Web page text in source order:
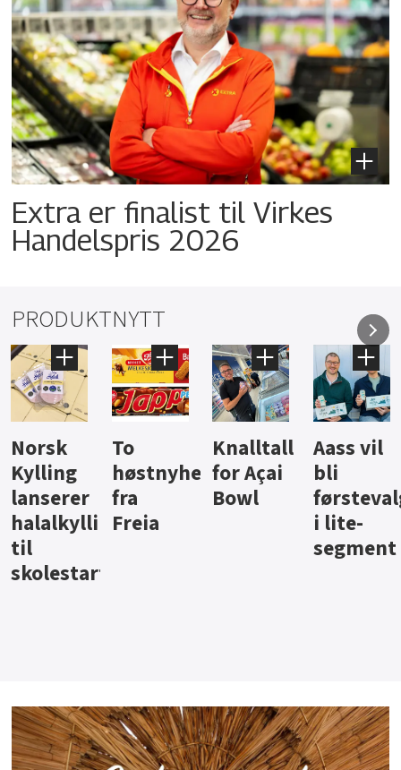
Extra er finalist til Virkes
Handelspris 2026
PRODUKTNYTT
Knalltall
for Açai
Bowl
Aass vil
bli
førstevalg
i lite-
Brus og
jus fra
Berentsen
Hard
iste fra
Hansa